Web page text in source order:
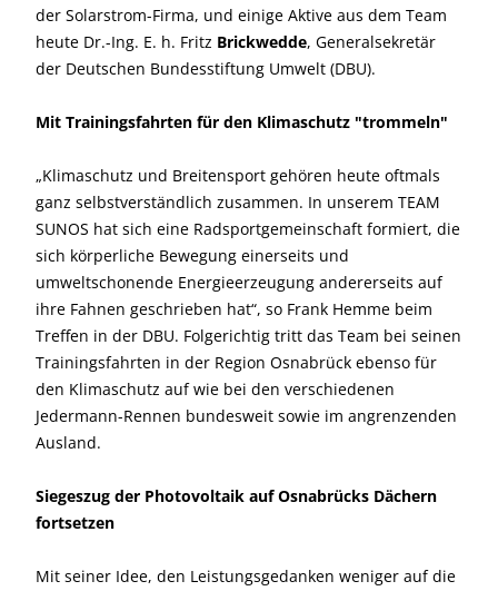
der Solarstrom-Firma, und einige Aktive aus dem Team
heute Dr.-Ing. E. h. Fritz Brickwedde, Generalsekretär
der Deutschen Bundesstiftung Umwelt (DBU).
Mit Trainingsfahrten für den Klimaschutz "trommeln"
„Klimaschutz und Breitensport gehören heute oftmals
ganz selbstverständlich zusammen. In unserem TEAM
SUNOS hat sich eine Radsportgemeinschaft formiert, die
sich körperliche Bewegung einerseits und
umweltschonende Energieerzeugung andererseits auf
ihre Fahnen geschrieben hat“, so Frank Hemme beim
Treffen in der DBU. Folgerichtig tritt das Team bei seinen
Trainingsfahrten in der Region Osnabrück ebenso für
den Klimaschutz auf wie bei den verschiedenen
Jedermann-Rennen bundesweit sowie im angrenzenden
Ausland.
Siegeszug der Photovoltaik auf Osnabrücks Dächern
fortsetzen
Mit seiner Idee, den Leistungsgedanken weniger auf die